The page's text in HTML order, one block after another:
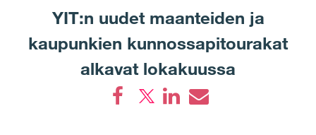
YIT:n uudet maanteiden ja
kaupunkien kunnossapitourakat
alkavat lokakuussa